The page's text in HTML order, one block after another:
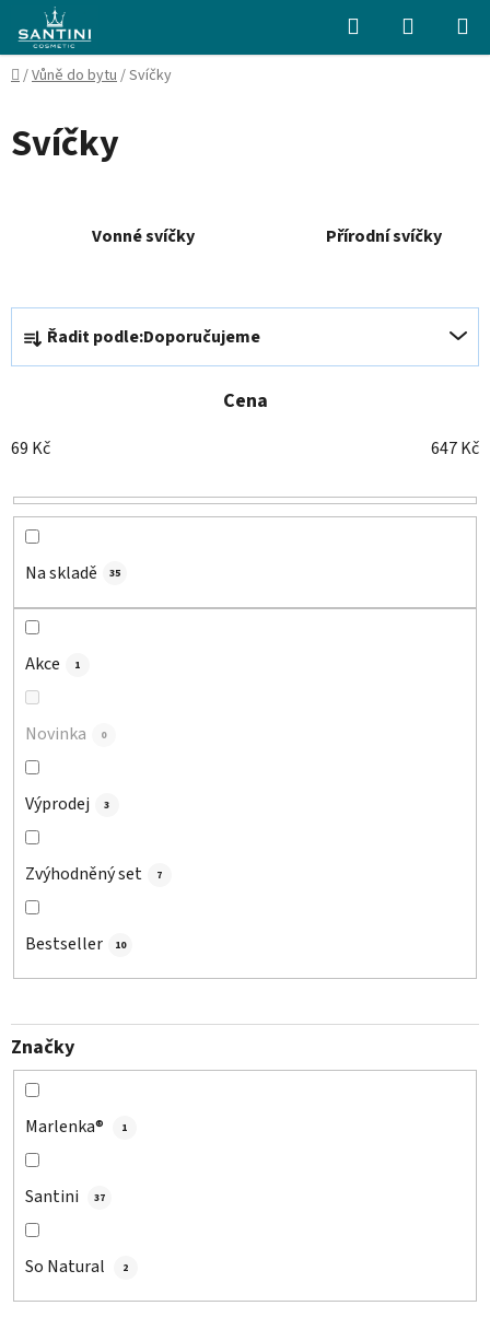
obsah
Hledat
KOŠÍK
Domů
/Vůně do bytu/Svíčky
Svíčky
Vonné svíčky Přírodní svíčky
Ř
z
n
í
p
r
u
Řadit podle:Doporučujeme
Cena
69 Kč 647Kč
Na skladě 35
Akce 1
Novinka 0
Výprodej 3
Zvýhodněný set 7
Bestseller 10
Značky
Marlenka® 1
Santini 37
So Natural 2